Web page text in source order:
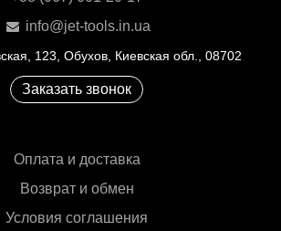
info@jet-tools.in.ua
123, Обухов, Киевская обл., 08702
Заказать звонок
Оплата и доставка
Возврат и обмен
Условия соглашения